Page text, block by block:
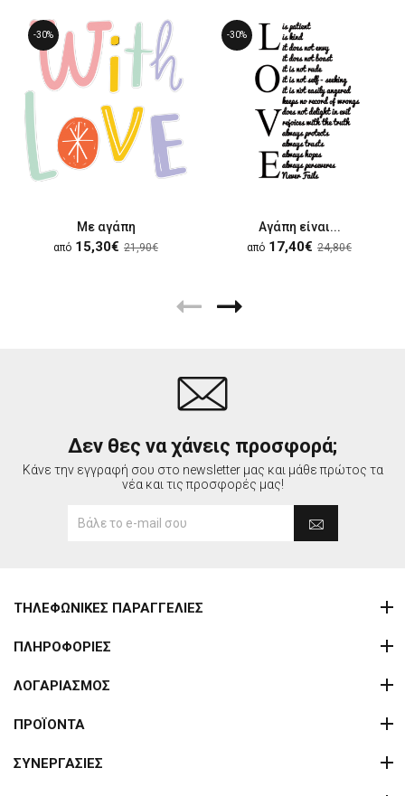
-30%
Με αγάπη
από 15,30€ 21,90€
-30%
Αγάπη είναι...
από 17,40€ 24,80€
Δεν θες να χάνεις προσφορά;
Κάνε την εγγραφή σου στο newsletter μας και μάθε πρώτος τα
νέα και τις προσφορές μας!
ΤΗΛΕΦΩΝΙΚΕΣ ΠΑΡΑΓΓΕΛΙΕΣ
ΠΛΗΡΟΦΟΡΙΕΣ
ΛΟΓΑΡΙΑΣΜΟΣ
ΠΡΟΪΟΝΤΑ
ΣΥΝΕΡΓΑΣΙΕΣ